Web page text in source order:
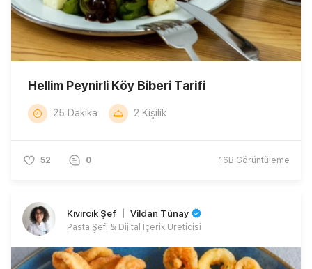
Hellim Peynirli Köy Biberi Tarifi
25 Dakika 2 Kişilik
52 0 16B Görüntüleme
Kıvırcık Şef 〡 Vildan Tünay
Pasta Şefi & Dijital İçerik Üreticisi